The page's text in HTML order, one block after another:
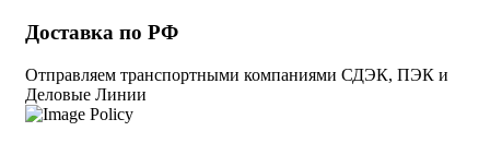
Доставка по РФ
Отправляем транспортными компаниями СДЭК, ПЭК и
Деловые Линии